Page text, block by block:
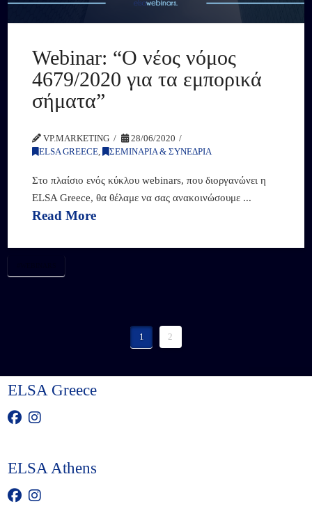
Webinar: “Ο νέος νόμος
4679/2020 για τα εμπορικά
σήματα”
VP.MARKETING
28/06/2020
ELSA GREECE
ΣΕΜΙΝΑΡΙΑ & ΣΥΝΕΔΡΙΑ
Στο πλαίσιο ενός κύκλου webinars, που διοργανώνει η
ELSA Greece, θα θέλαμε να σας ανακοινώσουμε ...
Read More
1 2
ELSA Greece
ELSA Athens